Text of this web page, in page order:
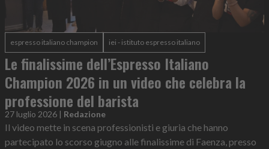
espresso italiano champion iei - istituto espresso italiano
Le finalissime dell’Espresso Italiano
Champion 2026 in un video che celebra la
professione del barista
27 luglio 2026 | Redazione
Il video mette in scena professionisti e giuria che hanno
partecipato lo scorso giugno alle finalissime di Faenza, presso